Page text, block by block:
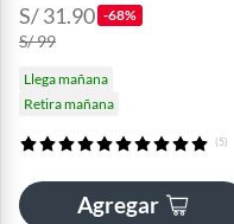
S/ 31.90 -68%
S/ 99
Llega mañana
Retira mañana
(5)
Agregar